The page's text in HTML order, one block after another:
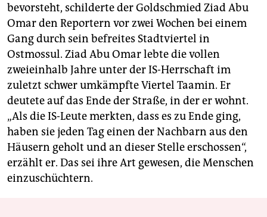
bevorsteht, schilderte der Goldschmied Ziad Abu
Omar den Reportern vor zwei Wochen bei einem
Gang durch sein befreites Stadtviertel in
Ostmossul. Ziad Abu Omar lebte die vollen
zweieinhalb Jahre unter der IS-Herrschaft im
zuletzt schwer umkämpfte Viertel Taamin. Er
deutete auf das Ende der Straße, in der er wohnt.
„Als die IS-Leute merkten, dass es zu Ende ging,
haben sie jeden Tag einen der Nachbarn aus den
Häusern geholt und an dieser Stelle erschossen“,
erzählt er. Das sei ihre Art gewesen, die Menschen
einzuschüchtern.